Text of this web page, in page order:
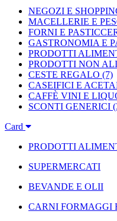
NEGOZI E
MACELLERIE E
FORNI E
GASTRONOMIA E
PRODOTTI
PRODOTTI NON
CESTE REGALO (7)
CASEIFICI E
CAFFÈ VINI E
SCONTI GENERICI
Card
PRODOTTI
SUPERMERCATI
BEVANDE E OLII
CARNI FORMAGGI